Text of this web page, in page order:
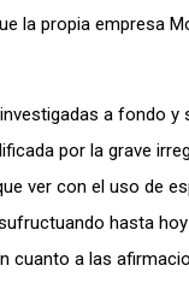
la propia empresa
a fondo
por la grave
ver con el uso de
hasta
cuanto a las